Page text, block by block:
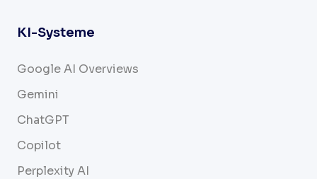
KI-Systeme
Google AI Overviews
Gemini
ChatGPT
Copilot
Perplexity AI